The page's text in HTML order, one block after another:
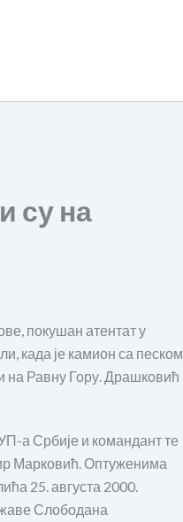
су на
покушан атентат у
када је камион са песком
на Равну Гору. Драшковић
а Србије и командант те
Марковић. Оптуженима
25. августа 2000.
Слободана